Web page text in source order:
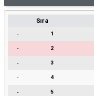
Sıra
-
1
-
2
-
3
-
4
-
5